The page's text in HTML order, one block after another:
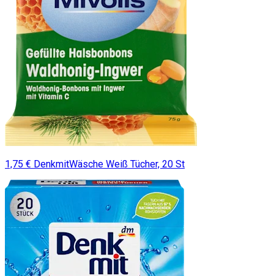
1,75 € DenkmitWäsche Weiß Tücher, 20 St